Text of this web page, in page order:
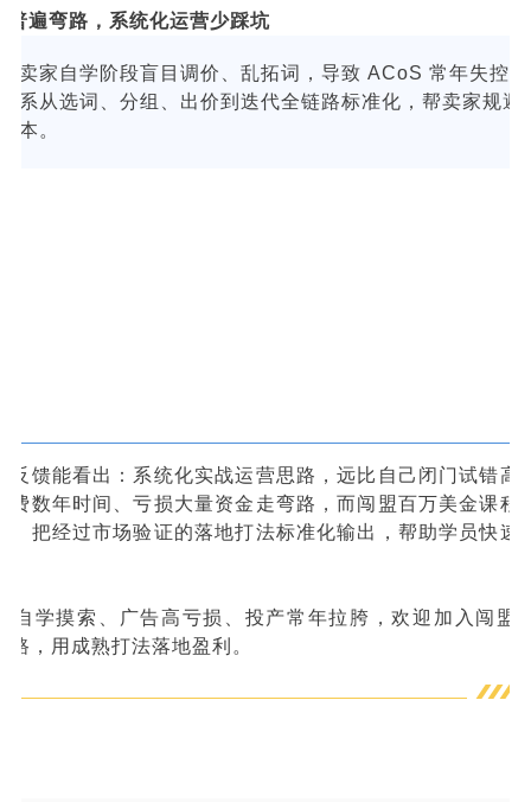
普遍弯路，系统化运营少踩坑
卖家自学阶段盲目调价、乱拓词，导致 ACoS 常年失控
系从选词、分组、出价到迭代全链路标准化，帮卖家规避
本。
反馈能看出：系统化实战运营思路，远比自己闭门试错高
费数年时间、亏损大量资金走弯路，而闯盟百万美金课程
，把经过市场验证的落地打法标准化输出，帮助学员快速
自学摸索、广告高亏损、投产常年拉胯，欢迎加入闯盟
路，用成熟打法落地盈利。